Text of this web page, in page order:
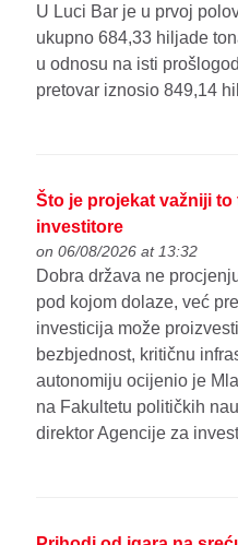
U Luci Bar je u prvoj
ukupno 684,33 hiljade
u odnosu na isti
pretovar iznosio 849,14
Što je projekat važniji
investitore
on 06/08/2026 at 13:32
Dobra država ne
pod kojom dolaze, već
investicija može
bezbjednost, kritičnu
autonomiju ocijenio je
na Fakultetu političkih
direktor Agencije za